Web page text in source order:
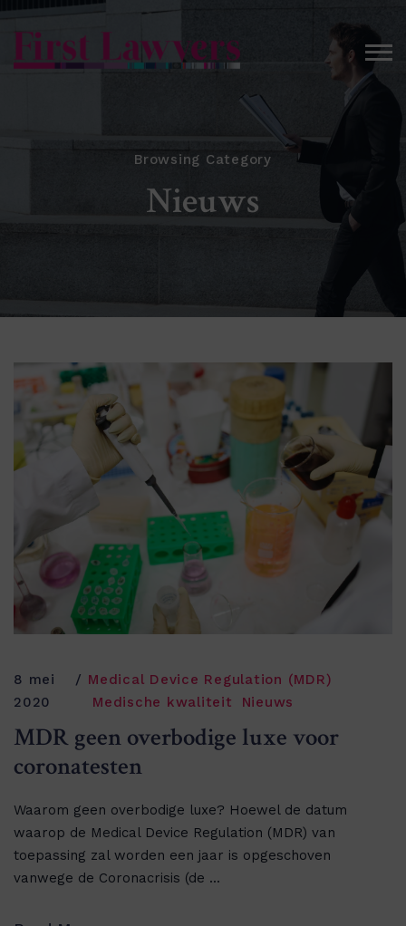
Browsing Category
Nieuws
8 mei
2020
Medical Device Regulation (MDR)
Medische kwaliteit
Nieuws
MDR geen overbodige luxe voor
coronatesten
Waarom geen overbodige luxe? Hoewel de datum
waarop de Medical Device Regulation (MDR) van
toepassing zal worden een jaar is opgeschoven
vanwege de Coronacrisis (de ...